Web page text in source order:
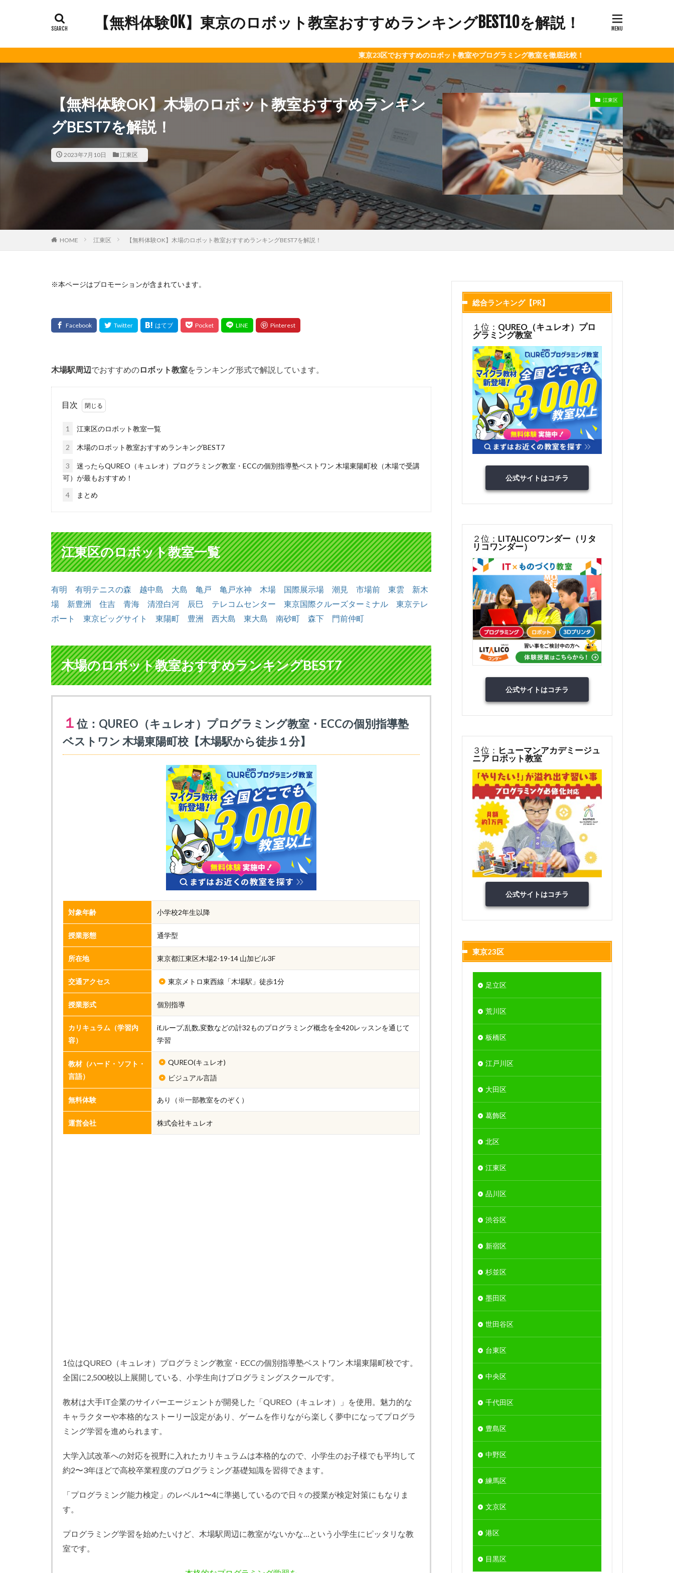
【無料体験OK】東京のロボット教室おすすめランキングBEST10を解説！
東京23区でおすすめのロボット教室やプログラミング教室を徹底比較！
【無料体験OK】木場のロボット教室おすすめランキン
グBEST7を解説！
2023年7月10日 江東区
江東区
HOME 江東区 【無料体験OK】木場のロボット教室おすすめランキングBEST7を解説！
※本ページはプロモーションが含まれています。
木場駅周辺でおすすめのロボット教室をランキング形式で解説しています。
目次
1 江東区のロボット教室一覧
2 木場のロボット教室おすすめランキングBEST7
3
迷ったらQUREO（キュレオ）プログラミング教室・ECCの個別指導塾ベストワン 木場東陽町校（木場で受講
可）が最もおすすめ！
4
まとめ
江東区のロボット教室一覧
有明 有明テニスの森 越中島 大島 亀戸 亀戸水神 木場 国際展示場 潮見 市場前 東雲
新木
場
新豊洲 住吉 青海 清澄白河 辰巳 テレコムセンター 東京国際クルーズターミナル
東京テレ
ポート
東京ビッグサイト 東陽町 豊洲 西大島 東大島 南砂町 森下 門前仲町
木場のロボット教室おすすめランキングBEST7
１ 位：QUREO（キュレオ）プログラミング教室・ECCの個別指導塾
ベストワン 木場東陽町校【木場駅から徒歩１分】
対象年齢 小学校2年生以降
授業形態 通学型
所在地 東京都江東区木場2-19-14 山加ビル3F
交通アクセス 東京メトロ東西線「木場駅」徒歩1分
授業形式 個別指導
カリキュラム（学習内
容）
if,ループ,乱数,変数などの計32ものプログラミング概念を全420レッスンを通じて
学習
教材（ハード・ソフト・
言語）
QUREO(キュレオ)
ビジュアル言語
無料体験 あり（※一部教室をのぞく）
運営会社 株式会社キュレオ
1位はQUREO（キュレオ）プログラミング教室・ECCの個別指導塾ベストワン 木場東陽町校です。
全国に2,500校以上展開している、小学生向けプログラミングスクールです。
教材は大手IT企業のサイバーエージェントが開発した「QUREO（キュレオ）」を使用。魅力的な
キャラクターや本格的なストーリー設定があり、ゲームを作りながら楽しく夢中になってプログラ
ミング学習を進められます。
大学入試改革への対応を視野に入れたカリキュラムは本格的なので、小学生のお子様でも平均して
約2〜3年ほどで高校卒業程度のプログラミング基礎知識を習得できます。
「プログラミング能力検定」のレベル1〜4に準拠しているので日々の授業が検定対策にもなりま
す。
プログラミング学習を始めたいけど、木場駅周辺に教室がないかな…という小学生にピッタリな教
室です。
総合ランキング【PR】
１位： QUREO（キュレオ）プロ
グラミング教室
公式サイトはコチラ
２位： LITALICOワンダー（リタ
リコワンダー）
公式サイトはコチラ
３位： ヒューマンアカデミージュ
ニア ロボット教室
公式サイトはコチラ
東京23区
足立区
荒川区
板橋区
江戸川区
大田区
葛飾区
北区
江東区
品川区
渋谷区
新宿区
杉並区
墨田区
世田谷区
台東区
中央区
千代田区
豊島区
中野区
練馬区
文京区
港区
目黒区